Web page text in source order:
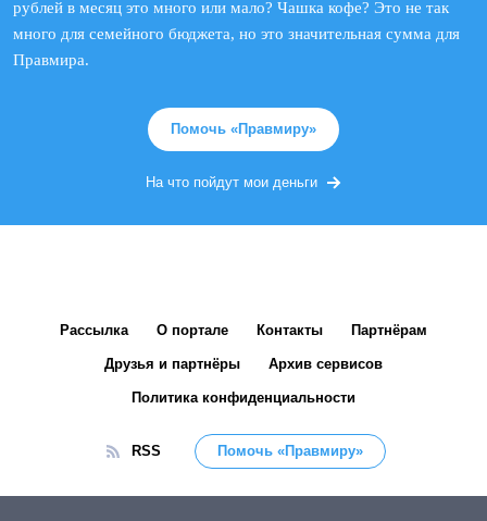
рублей в месяц это много или мало? Чашка кофе? Это не так
много для семейного бюджета, но это значительная сумма для
Правмира.
Помочь «Правмиру»
На что пойдут мои деньги
Рассылка О портале Контакты Партнёрам
Друзья и партнёры Архив сервисов
Политика конфиденциальности
RSS Помочь «Правмиру»